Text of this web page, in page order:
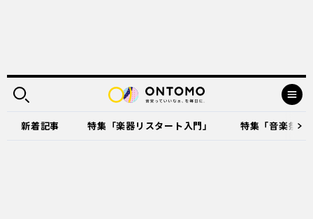
新着記事 特集「楽器リスタート入門」 特集「音楽祭